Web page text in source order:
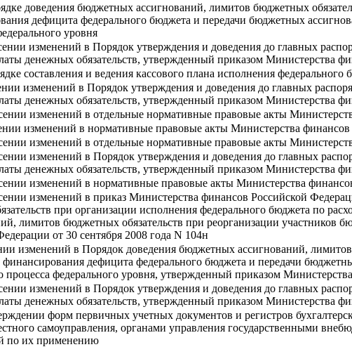
доведения бюджетных ассигнований, лимитов бюджетных
дефицита федерального бюджета и передачи бюджетных
уровня
изменений в Порядок утверждения и доведения до главных
денежных обязательств, утвержденный приказом Министерства
составления и ведения кассового плана исполнения
изменений в Порядок утверждения и доведения до главных
денежных обязательств, утвержденный приказом Министерства
изменений в отдельные нормативные правовые акты
изменений в нормативные правовые акты Министерства
изменений в отдельные нормативные правовые акты
изменений в Порядок утверждения и доведения до главных
денежных обязательств, утвержденный приказом Министерства
изменений в нормативные правовые акты Министерства
изменений в приказ Министерства финансов Российской
при организации исполнения федерального бюджета по
лимитов бюджетных обязательств при реорганизации участников
от 30 сентября 2008 года N 104н
изменений в Порядок доведения бюджетных ассигнований,
дефицита федерального бюджета и передачи
процесса федерального уровня, утвержденный приказом
изменений в Порядок утверждения и доведения до главных
денежных обязательств, утвержденный приказом Министерства
форм первичных учетных документов и регистров
самоуправления, органами управления государственными
по их применению